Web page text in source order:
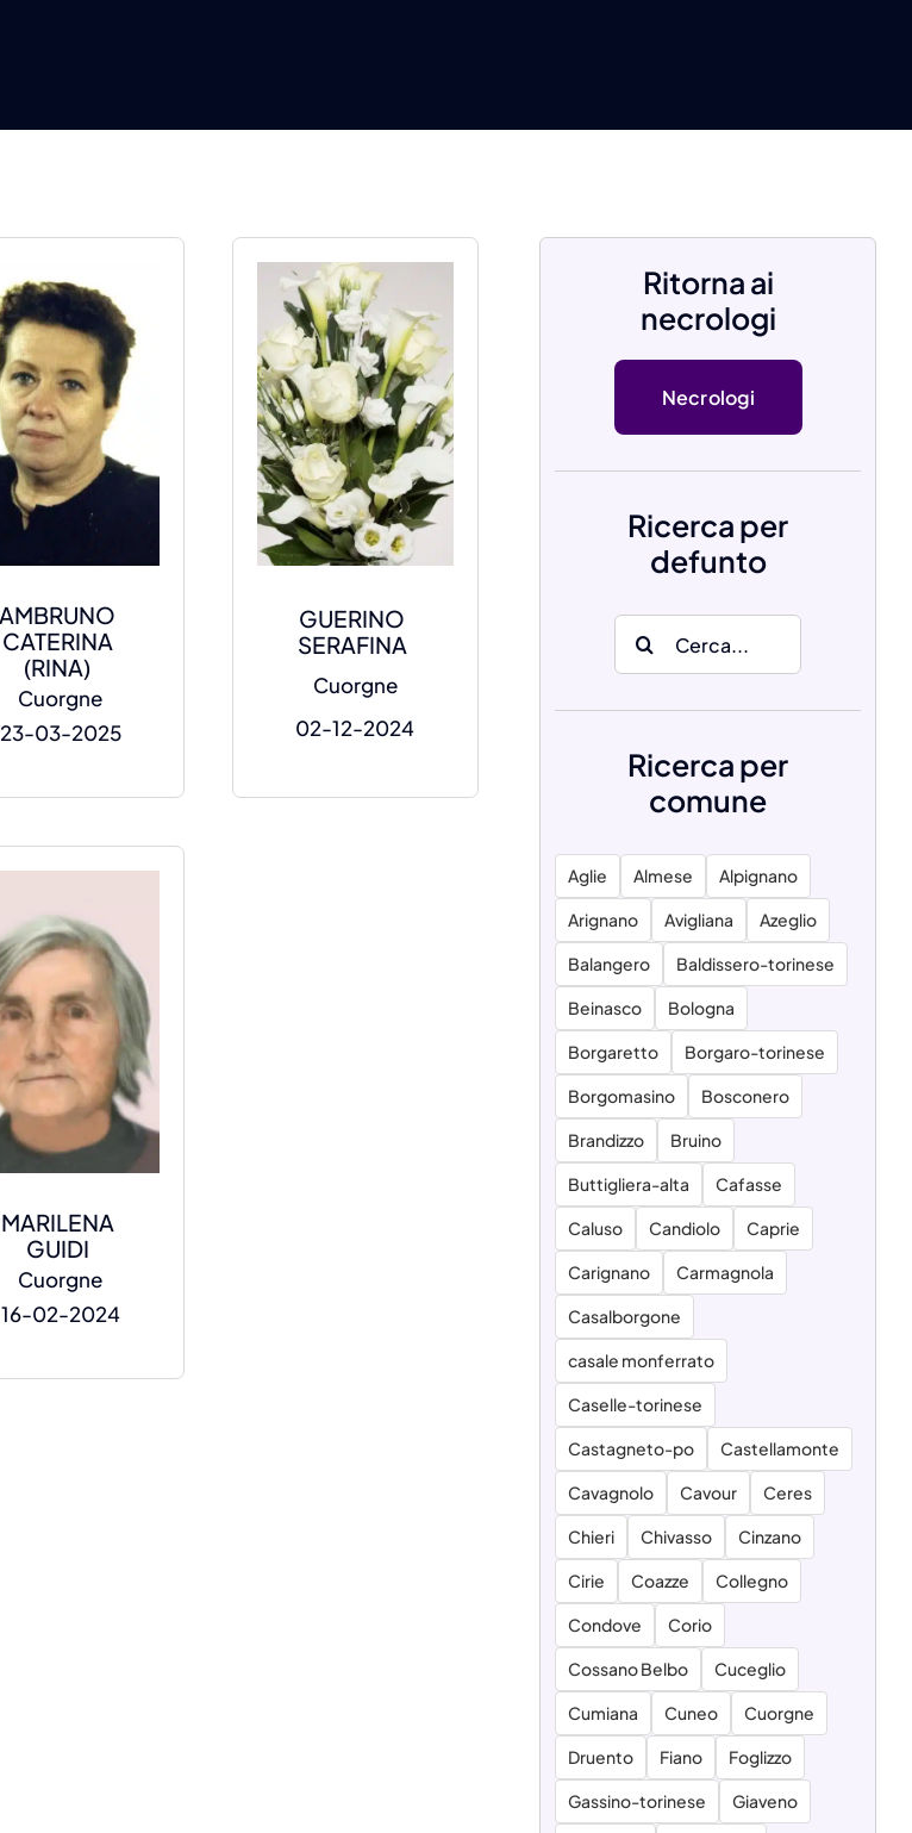
AMBRUNO
CATERINA
(RINA)
Cuorgne
23-03-2025
GUERINO
SERAFINA
Cuorgne
02-12-2024
MARILENA
GUIDI
Cuorgne
16-02-2024
Ritorna ai
necrologi
Necrologi
Ricerca per
defunto
Search
for:
Ricerca per
comune
Aglie Almese Alpignano
Arignano Avigliana Azeglio
Balangero Baldissero-torinese
Beinasco Bologna
Borgaretto Borgaro-torinese
Borgomasino Bosconero
Brandizzo Bruino
Buttigliera-alta Cafasse
Caluso Candiolo Caprie
Carignano Carmagnola
Casalborgone
casale monferrato
Caselle-torinese
Castagneto-po Castellamonte
Cavagnolo Cavour Ceres
Chieri Chivasso Cinzano
Cirie Coazze Collegno
Condove Corio
Cossano Belbo Cuceglio
Cumiana Cuneo Cuorgne
Druento Fiano Foglizzo
Gassino-torinese Giaveno